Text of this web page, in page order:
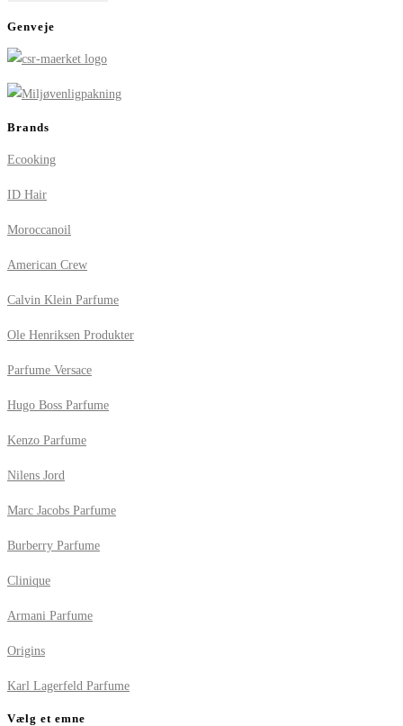
Genveje
Brands
Ecooking
ID Hair
Moroccanoil
American Crew
Calvin Klein Parfume
Ole Henriksen Produkter
Parfume Versace
Hugo Boss Parfume
Kenzo Parfume
Nilens Jord
Marc Jacobs Parfume
Burberry Parfume
Clinique
Armani Parfume
Origins
Karl Lagerfeld Parfume
Vælg et emne